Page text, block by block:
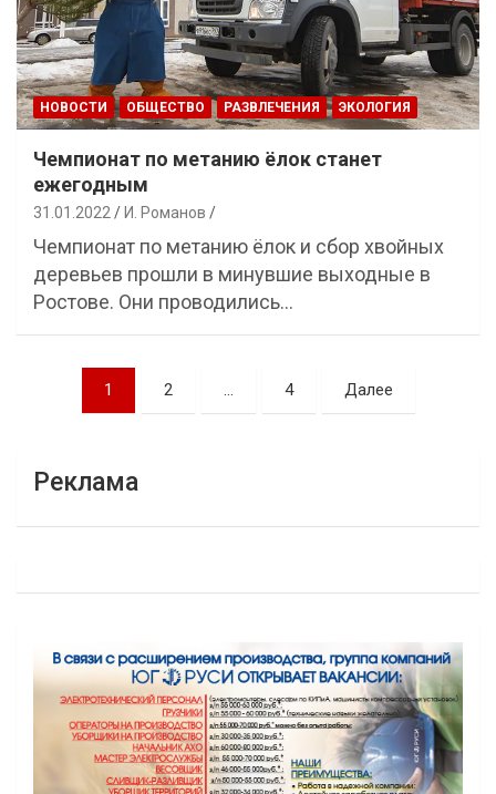
НОВОСТИ ОБЩЕСТВО РАЗВЛЕЧЕНИЯ ЭКОЛОГИЯ
Чемпионат по метанию ёлок станет
ежегодным
31.01.2022 И. Романов
Чемпионат по метанию ёлок и сбор хвойных
деревьев прошли в минувшие выходные в
Ростове. Они проводились…
Навигация
1 2 … 4 Далее
Реклама